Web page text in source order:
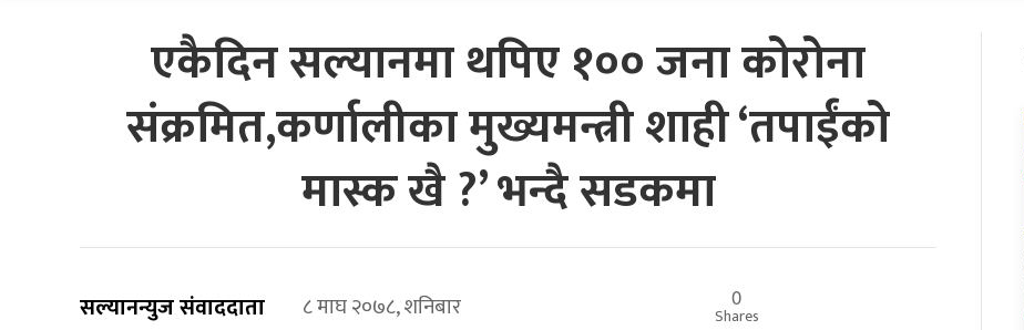
एकैदिन सल्यानमा थपिए १०० जना कोरोना
संक्रमित,कर्णालीका मुख्यमन्त्री शाही ‘तपाईंको
मास्क खै ?’ भन्दै सडकमा
सल्यानन्युज संवाददाता ८ माघ २०७८, शनिबार 0
Shares